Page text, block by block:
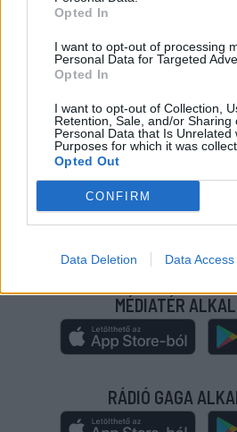
Opted In
I want to opt-out of processing
Personal Data for Targeted
Opted In
I want to opt-out of Collection,
Retention, Sale, and/or Sharing
Personal Data that Is Unrelated
Purposes for which it was
Opted Out
CONFIRM
Data Deletion Data Access
IMPRESSZUM|SZERZŐI
TÁJÉKOZTATÓ
KEZELÉSI TÁJÉKOZTATÓ|
További online kiadványok:
GAGA|
MÉDIATÉR
RÁDIÓ GAGA